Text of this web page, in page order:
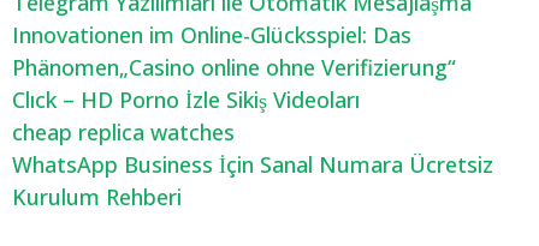
Innovationen im Online-Glücksspiel: Das
Phänomen„Casino online ohne Verifizierung“
Clıck – HD Porno İzle Sikiş Videoları
cheap replica watches
WhatsApp Business İçin Sanal Numara Ücretsiz
Kurulum Rehberi